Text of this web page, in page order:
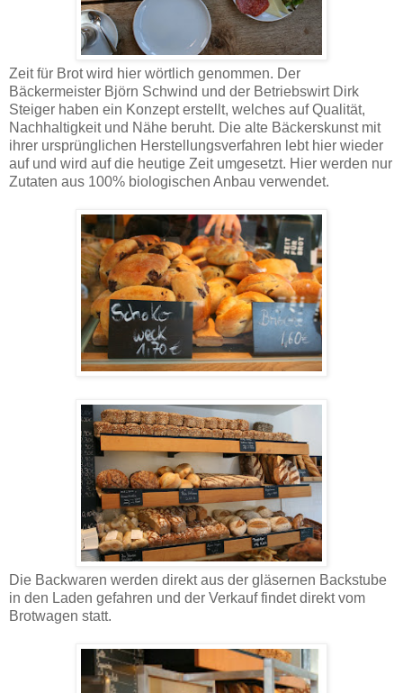
Zeit für Brot wird hier wörtlich genommen. Der
Bäckermeister Björn Schwind und der Betriebswirt Dirk
Steiger haben ein Konzept erstellt, welches auf Qualität,
Nachhaltigkeit und Nähe beruht. Die alte Bäckerskunst mit
ihrer ursprünglichen Herstellungsverfahren lebt hier wieder
auf und wird auf die heutige Zeit umgesetzt. Hier werden nur
Zutaten aus 100% biologischen Anbau verwendet.
Die Backwaren werden direkt aus der gläsernen Backstube
in den Laden gefahren und der Verkauf findet direkt vom
Brotwagen statt.